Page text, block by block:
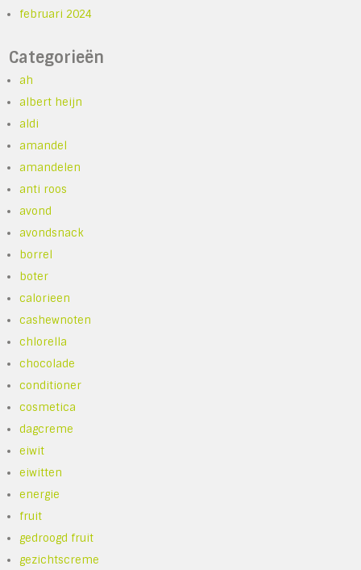
februari 2024
Categorieën
ah
albert heijn
aldi
amandel
amandelen
anti roos
avond
avondsnack
borrel
boter
calorieen
cashewnoten
chlorella
chocolade
conditioner
cosmetica
dagcreme
eiwit
eiwitten
energie
fruit
gedroogd fruit
gezichtscreme